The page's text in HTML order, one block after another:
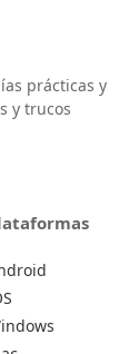
prácticas y
y trucos